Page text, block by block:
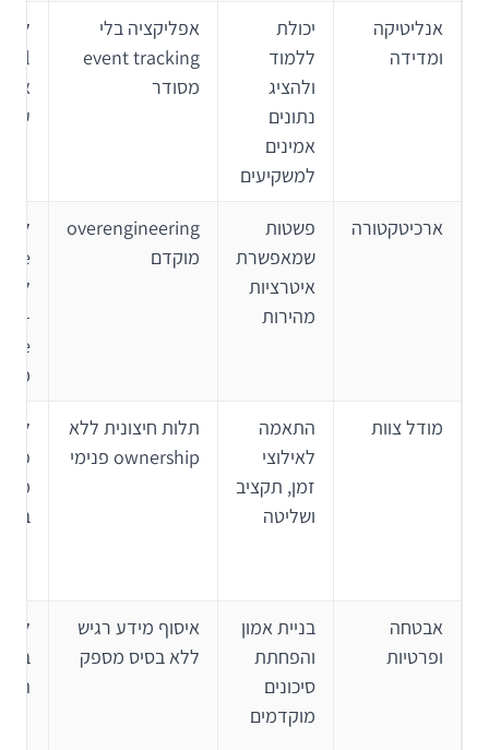
אנליטיקה
ומדידה
יכולת
ללמוד
ולהציג
נתונים
אמינים
למשקיעים
אפליקציה בלי
event tracking
מסודר
ארכיטקטורה
פשטות
שמאפשרת
איטרציות
מהירות
overengineering
מוקדם
לא
מדי
מודל צוות
התאמה
לאילוצי
זמן, תקציב
ושליטה
תלות חיצונית ללא
ownership פנימי
אבטחה
ופרטיות
בניית אמון
והפחתת
סיכונים
מוקדמים
איסוף מידע רגיש
ללא בסיס מספק